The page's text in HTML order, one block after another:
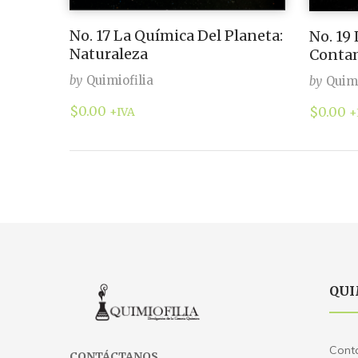
No. 17 La Química Del Planeta:
Naturaleza
by Quimiofilia
$0.00 +IVA
No.
by
$0.00